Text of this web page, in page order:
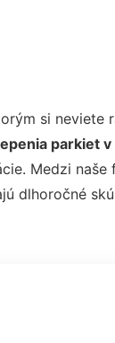
si neviete
parkiet
Medzi
dlhoročné